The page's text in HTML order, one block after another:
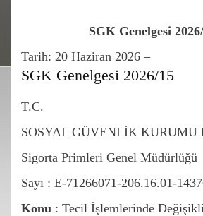
SGK Genelgesi
Tarih: 20 Haziran 2026 –
SGK Genelgesi 2026/15
T.C.
SOSYAL GÜVENLİK
Sigorta Primleri Genel Müdürlüğü
Sayı : E-71266071-206.16.01-
Konu : Tecil İşlemlerinde